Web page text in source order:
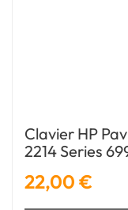
Clavier HP
2214 Series
22,00 €